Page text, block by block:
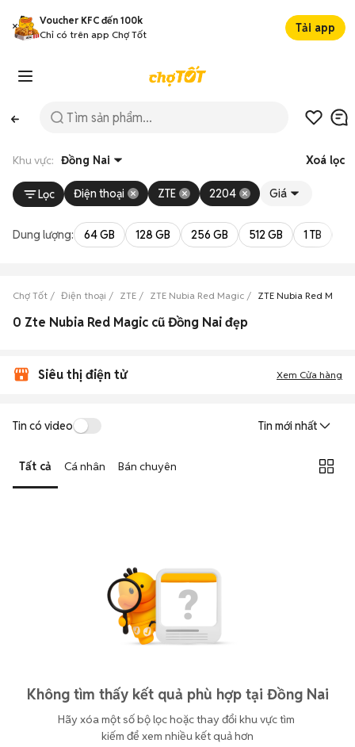
Voucher KFC đến 100k
Chỉ có trên app Chợ Tốt
Tải app
Khu vực: Đồng Nai Xoá lọc
Lọc Điện thoại ZTE 2204 Giá
Dung lượng: 64 GB 128 GB 256 GB 512 GB 1 TB
Chợ Tốt Điện thoại ZTE ZTE Nubia Red Magic ZTE Nubia Red
0 Zte Nubia Red Magic cũ Đồng Nai đẹp
Siêu thị điện tử Xem Cửa hàng
Tin có video Tin mới nhất
Tất cả Cá nhân Bán chuyên
Không tìm thấy kết quả phù hợp tại Đồng Nai
Hãy xóa một số bộ lọc hoặc thay đổi khu vực tìm
kiếm để xem nhiều kết quả hơn